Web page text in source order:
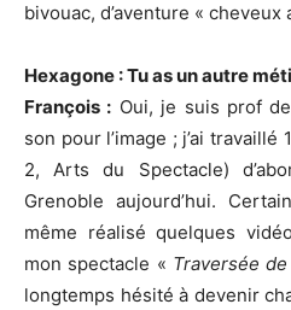
bivouac, d’aventure « cheveux
Hexagone : Tu as un autre
François : Oui, je suis prof
son pour l’image ; j’ai travaillé
2, Arts du Spectacle)
Grenoble aujourd’hui.
même réalisé quelques
mon spectacle « Traversée
longtemps hésité à devenir